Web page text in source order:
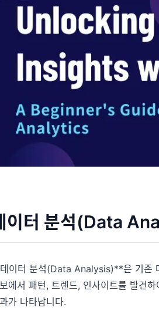
이터 분석(Data
이터 분석(Data Analysis)**은 기존
에서 패턴, 트렌드, 인사이트를 발견하
가 나타납니다.